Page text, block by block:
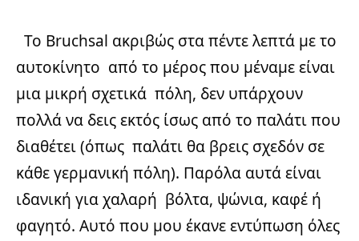
Το Bruchsal ακριβώς στα πέντε λεπτά με το
αυτοκίνητο από το μέρος που μέναμε είναι
μια μικρή σχετικά πόλη, δεν υπάρχουν
πολλά να δεις εκτός ίσως από το παλάτι που
διαθέτει (όπως παλάτι θα βρεις σχεδόν σε
κάθε γερμανική πόλη). Παρόλα αυτά είναι
ιδανική για χαλαρή βόλτα, ψώνια, καφέ ή
φαγητό. Αυτό που μου έκανε εντύπωση όλες